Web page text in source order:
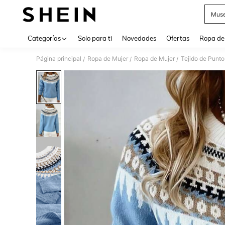
Categorías Solo para ti Novedades Ofertas Ropa
Página principal / Ropa de Mujer / Ropa de Mujer / Tejido de